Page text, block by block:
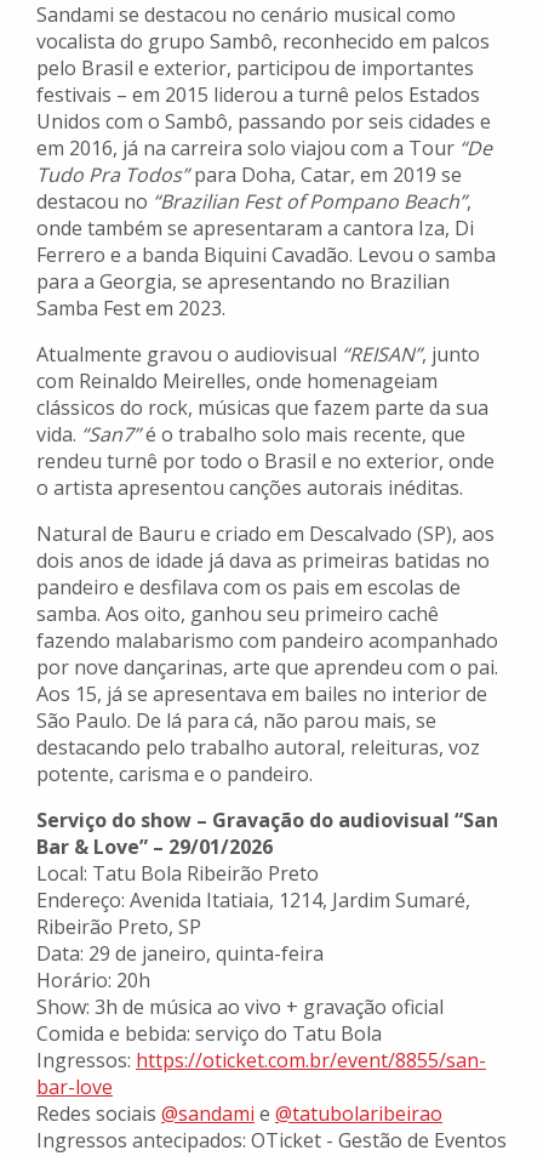
Sandami se destacou no cenário musical como
vocalista do grupo Sambô, reconhecido em palcos
pelo Brasil e exterior, participou de importantes
festivais – em 2015 liderou a turnê pelos Estados
Unidos com o Sambô, passando por seis cidades e
em 2016, já na carreira solo viajou com a Tour “De
Tudo Pra Todos”para Doha, Catar, em 2019 se
destacou no “Brazilian Fest of Pompano Beach”,
onde também se apresentaram a cantora Iza, Di
Ferrero e a banda Biquini Cavadão. Levou o samba
para a Georgia, se apresentando no Brazilian
Samba Fest em 2023.
Atualmente gravou o audiovisual “REISAN”, junto
com Reinaldo Meirelles, onde homenageiam
clássicos do rock, músicas que fazem parte da sua
vida. “San7”é o trabalho solo mais recente, que
rendeu turnê por todo o Brasil e no exterior, onde
o artista apresentou canções autorais inéditas.
Natural de Bauru e criado em Descalvado (SP), aos
dois anos de idade já dava as primeiras batidas no
pandeiro e desfilava com os pais em escolas de
samba. Aos oito, ganhou seu primeiro cachê
fazendo malabarismo com pandeiro acompanhado
por nove dançarinas, arte que aprendeu com o pai.
Aos 15, já se apresentava em bailes no interior de
São Paulo. De lá para cá, não parou mais, se
destacando pelo trabalho autoral, releituras, voz
potente, carisma e o pandeiro.
Serviço do show – Gravação do audiovisual “San
Bar & Love” – 29/01/2026
Local: Tatu Bola Ribeirão Preto
Endereço: Avenida Itatiaia, 1214, Jardim Sumaré,
Ribeirão Preto, SP
Data: 29 de janeiro, quinta-feira
Horário: 20h
Show: 3h de música ao vivo + gravação oficial
Comida e bebida: serviço do Tatu Bola
Ingressos: https://oticket.com.br/event/8855/san-
bar-love
Redes sociais @sandami e @tatubolaribeirao
Ingressos antecipados: OTicket - Gestão de Eventos